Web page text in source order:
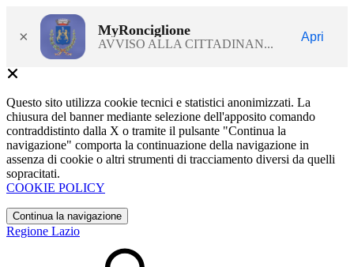
× MyRonciglione
AVVISO ALLA CITTADINAN...
Apri
Questo sito utilizza cookie tecnici e statistici anonimizzati. La
chiusura del banner mediante selezione dell'apposito comando
contraddistinto dalla X o tramite il pulsante "Continua la
navigazione" comporta la continuazione della navigazione in
assenza di cookie o altri strumenti di tracciamento diversi da quelli
sopracitati.
COOKIE POLICY
Continua la navigazione
Regione Lazio